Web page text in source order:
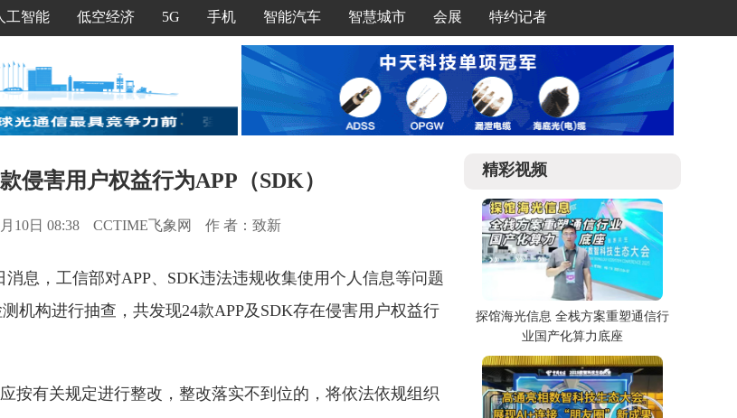
工智能 低空经济 5G 手机 智能汽车 智慧城市 会展 特约记者
侵害用户权益行为APP（SDK）
10日 08:38 CCTIME飞象网 作 者：致新
消息，工信部对APP、SDK违法违规收集使用个人信息等问题
机构进行抽查，共发现24款APP及SDK存在侵害用户权益行
按有关规定进行整改，整改落实不到位的，将依法依规组织
精彩视频
探馆海光信息 全栈方案重塑通信行
业国产化算力底座